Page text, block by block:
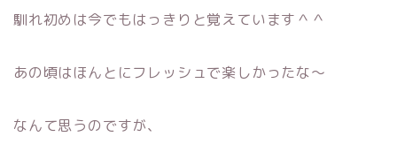
馴れ初めは今でもはっきりと覚えています＾＾
あの頃はほんとにフレッシュで楽しかったな〜
なんて思うのですが、